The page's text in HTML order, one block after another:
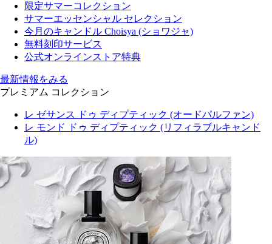
限定サマーコレクション
サマーエッセンシャル セレクション
今月のキャンドル Choisya (ショワジャ)
無料刻印サービス
公式オンラインストア特典
最新情報をみる
プレミアム コレクション
レ ゼサンス ドゥ ディプティック (オードパルファン)
レ モンド ドゥ ディプティック (リフィラブルキャンド
ル)